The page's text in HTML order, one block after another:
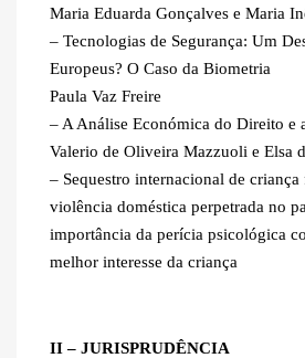
Maria Eduarda Gonçalves e Maria
– Tecnologias de Segurança: Um
Europeus? O Caso da Biometria
Paula Vaz Freire
– A Análise Económica do Direito e
Valerio de Oliveira Mazzuoli e Elsa
– Sequestro internacional de criança
violência doméstica perpetrada no
importância da perícia psicológica
melhor interesse da criança
II – JURISPRUDÊNCIA